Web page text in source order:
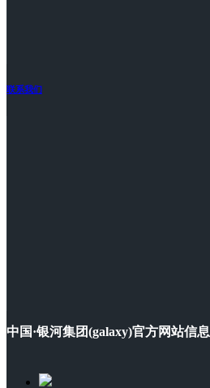
联系我们
中国·银河集团(galaxy)官方网站信息